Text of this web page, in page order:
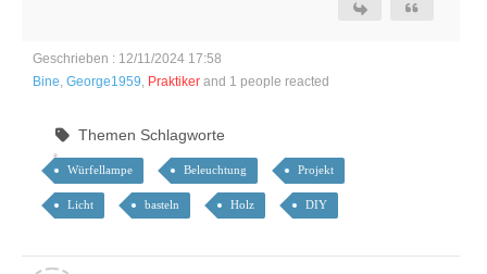
Geschrieben : 12/11/2024 17:58
Bine, George1959, Praktiker and 1 people reacted
Themen Schlagworte
Würfellampe Beleuchtung Projekt
Licht basteln Holz DIY